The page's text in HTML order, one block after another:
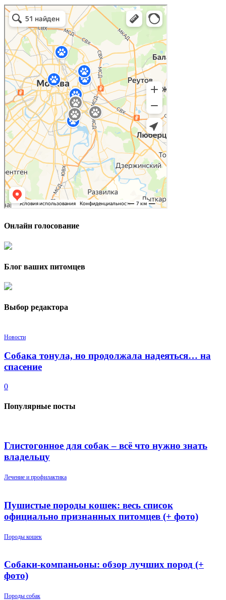
Онлайн голосование
Блог ваших питомцев
Выбор редактора
Новости
Собака тонула, но продолжала надеяться… на
спасение
0
Популярные посты
Глистогонное для собак – всё что нужно знать
владельцу
Лечение и профилактика
Пушистые породы кошек: весь список
официально признанных питомцев (+ фото)
Породы кошек
Собаки-компаньоны: обзор лучших пород (+
фото)
Породы собак